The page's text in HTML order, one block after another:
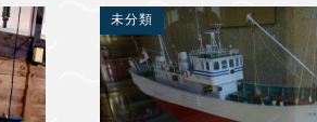
未分類